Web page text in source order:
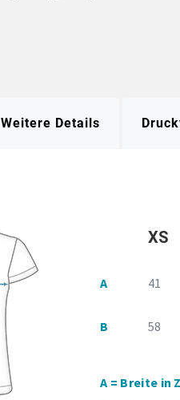
Weitere Details
XS
A 41
B 58
A = Breite in